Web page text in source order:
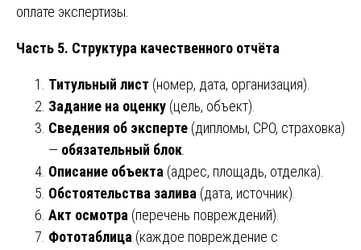
оплате экспертизы.
Часть 5. Структура качественного отчёта
Титульный лист (номер, дата, организация).
Задание на оценку (цель, объект).
Сведения об эксперте (дипломы, СРО, страховка)
— обязательный блок.
Описание объекта (адрес, площадь, отделка).
Обстоятельства залива (дата, источник).
Акт осмотра (перечень повреждений).
Фототаблица (каждое повреждение с